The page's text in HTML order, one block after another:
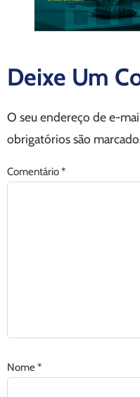
Deixe Um
O seu endereço de e-
obrigatórios são
Comentário*
Nome*